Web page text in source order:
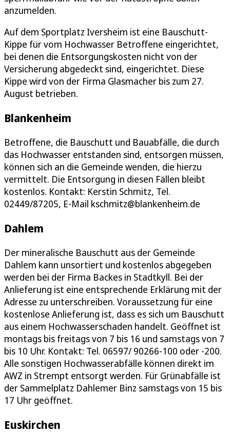
anzumelden.
Auf dem Sportplatz Iversheim ist eine Bauschutt-
Kippe für vom Hochwasser Betroffene eingerichtet,
bei denen die Entsorgungskosten nicht von der
Versicherung abgedeckt sind, eingerichtet. Diese
Kippe wird von der Firma Glasmacher bis zum 27.
August betrieben.
Blankenheim
Betroffene, die Bauschutt und Bauabfälle, die durch
das Hochwasser entstanden sind, entsorgen müssen,
können sich an die Gemeinde wenden, die hierzu
vermittelt. Die Entsorgung in diesen Fällen bleibt
kostenlos. Kontakt: Kerstin Schmitz, Tel.
02449/87205, E-Mail kschmitz@blankenheim.de
Dahlem
Der mineralische Bauschutt aus der Gemeinde
Dahlem kann unsortiert und kostenlos abgegeben
werden bei der Firma Backes in Stadtkyll. Bei der
Anlieferung ist eine entsprechende Erklärung mit der
Adresse zu unterschreiben. Voraussetzung für eine
kostenlose Anlieferung ist, dass es sich um Bauschutt
aus einem Hochwasserschaden handelt. Geöffnet ist
montags bis freitags von 7 bis 16 und samstags von 7
bis 10 Uhr. Kontakt: Tel. 06597/ 90266-100 oder -200.
Alle sonstigen Hochwasserabfälle können direkt im
AWZ in Strempt entsorgt werden. Für Grünabfälle ist
der Sammelplatz Dahlemer Binz samstags von 15 bis
17 Uhr geöffnet.
Euskirchen